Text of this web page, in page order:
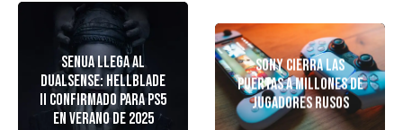
Senua llega al
DualSense: Hellblade
II confirmado para PS5
en verano de 2025
Sony Cierra Las
Puertas a Millones De
Jugadores Rusos